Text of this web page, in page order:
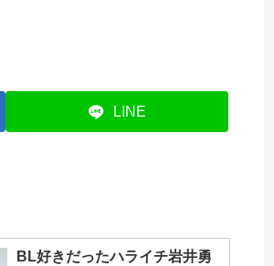
LINE
BL好きだったハライチ岩井勇